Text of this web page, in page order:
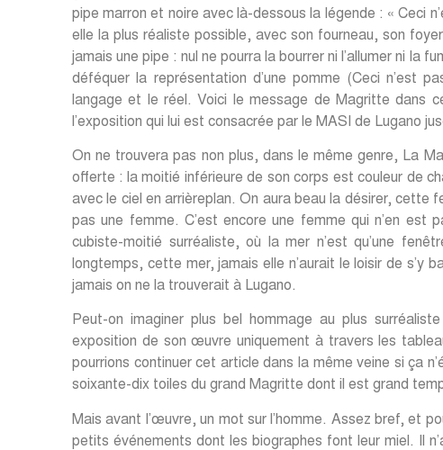
pipe marron et noire avec là-dessous la légende : « Ceci
elle la plus réaliste possible, avec son fourneau, son
jamais une pipe : nul ne pourra la bourrer ni l’allumer ni la
déféquer la représentation d’une pomme (Ceci n’est
langage et le réel. Voici le message de Magritte dans
l’exposition qui lui est consacrée par le MASI de Lugano
On ne trouvera pas non plus, dans le même genre, La
offerte : la moitié inférieure de son corps est couleur de
avec le ciel en arrièreplan. On aura beau la désirer, cette
pas une femme. C’est encore une femme qui n’en est
cubiste-moitié surréaliste, où la mer n’est qu’une
longtemps, cette mer, jamais elle n’aurait le loisir de s’y
jamais on ne la trouverait à Lugano.
Peut-on imaginer plus bel hommage au plus
exposition de son œuvre uniquement à travers les
pourrions continuer cet article dans la même veine si ça
soixante-dix toiles du grand Magritte dont il est grand
Mais avant l’œuvre, un mot sur l’homme. Assez bref, et
petits événements dont les biographes font leur miel. Il